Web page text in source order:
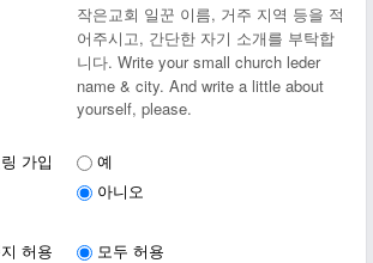
작은교회 일꾼 이름, 거주 지역 등을 적
어주시고, 간단한 자기 소개를 부탁합
니다. Write your small church leder
name & city. And write a little about
yourself, please.
가입
예
아니오
허용
모두 허용